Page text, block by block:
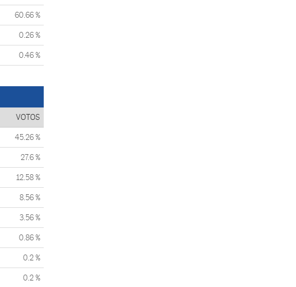
60.66 %
0.26 %
0.46 %
VOTOS
45.26 %
27.6 %
12.58 %
8.56 %
3.56 %
0.86 %
0.2 %
0.2 %